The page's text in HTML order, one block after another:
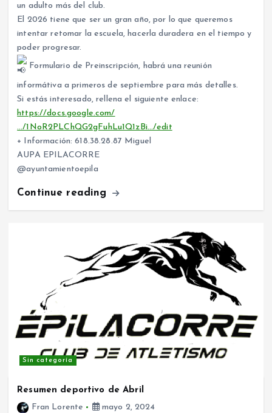
un adulto más del club.
El 2026 tiene que ser un gran año, por lo que queremos
intentar retomar la escuela, hacerla duradera en el tiempo y
poder progresar.
Formulario de Preinscripción, habrá una reunión
informátiva a primeros de septiembre para más detalles.
Si estás interesado, rellena el siguiente enlace:
https://docs.google.com/
…/1NoR2PLChQG2gFuhLu1Q1zBi…/edit
+ Información: 618.38.28.87 Miguel
AUPA EPILACORRE
@ayuntamientoepila
Continue reading
Sin categoría
Resumen deportivo de Abril
Fran Lorente
mayo 2, 2024